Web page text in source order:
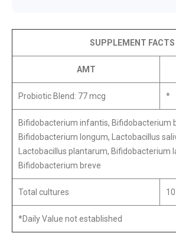
SUPPLEMENT FACTS
AMT
Probiotic Blend: 77 mcg *
Bifidobacterium infantis, Bifidobacterium
Bifidobacterium longum, Lactobacillus
Lactobacillus plantarum, Bifidobacterium
Bifidobacterium breve
Total cultures
*Daily Value not established